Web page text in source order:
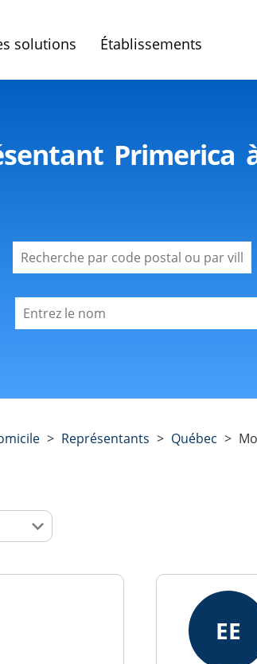
solutions Établissements
Primerica
> Représentants > Québec >
EE